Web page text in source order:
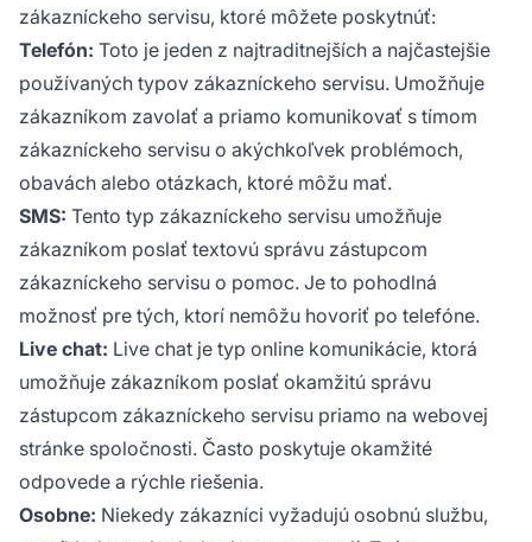
zákazníckeho servisu, ktoré môžete poskytnúť:
Telefón: Toto je jeden z najtraditnejších a najčastejšie
používaných typov zákazníckeho servisu. Umožňuje
zákazníkom zavolať a priamo komunikovať s tímom
zákazníckeho servisu o akýchkoľvek problémoch,
obavách alebo otázkach, ktoré môžu mať.
SMS: Tento typ zákazníckeho servisu umožňuje
zákazníkom poslať textovú správu zástupcom
zákazníckeho servisu o pomoc. Je to pohodlná
možnosť pre tých, ktorí nemôžu hovoriť po telefóne.
Live chat: Live chat je typ online komunikácie, ktorá
umožňuje zákazníkom poslať okamžitú správu
zástupcom zákazníckeho servisu priamo na webovej
stránke spoločnosti. Často poskytuje okamžité
odpovede a rýchle riešenia.
Osobne: Niekedy zákazníci vyžadujú osobnú službu,